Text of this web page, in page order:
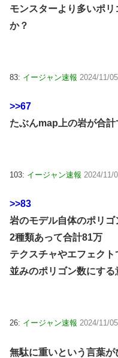
モンスターより多いポ
か？
83: イージャン速報 2024/11/
>>67
たぶんmap上の岩が合
103: イージャン速報 2024/11/
>>83
岩のモデル自体のポリゴ
2種類あって合計81万
テクスチャやエフェク
並みのポリゴン数にす
26: イージャン速報 2024/11/
無駄に重いという言葉が